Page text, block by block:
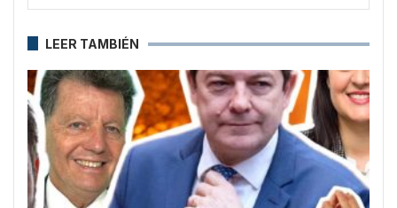
LEER TAMBIÉN